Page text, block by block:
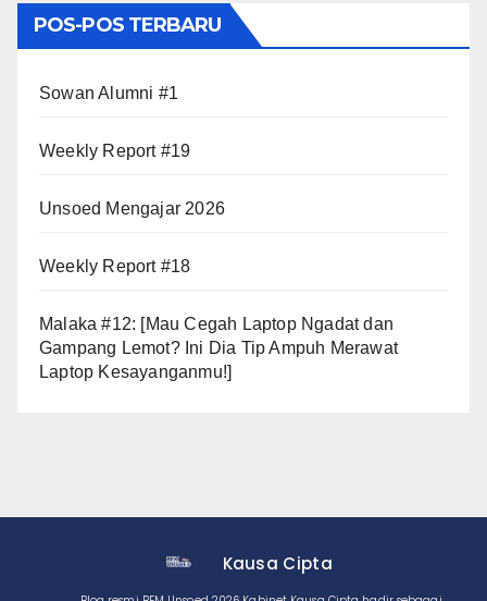
POS-POS TERBARU
Sowan Alumni #1
Weekly Report #19
Unsoed Mengajar 2026
Weekly Report #18
Malaka #12: [Mau Cegah Laptop Ngadat dan
Gampang Lemot? Ini Dia Tip Ampuh Merawat
Laptop Kesayanganmu!]
Kausa Cipta